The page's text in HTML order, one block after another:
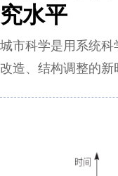
究水平
城市科学是用系统
改造、结构调整的